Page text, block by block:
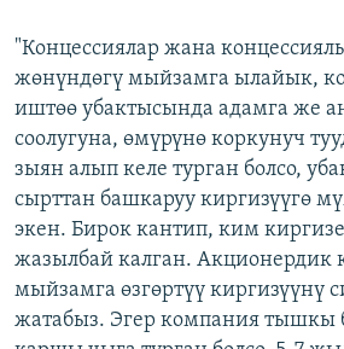
"Концессиялар жана
жөнүндөгү мыйзамга ылайык,
иштөө убактысында адамга же
соолугуна, өмүрүнө коркунуч
зыян алып келе турган болсо,
сырттан башкаруу киргизүүгө
экен. Бирок кантип, ким
жазылбай калган. Акционердик
мыйзамга өзгөртүү киргизүүнү
жатабыз. Эгер компания тышкы